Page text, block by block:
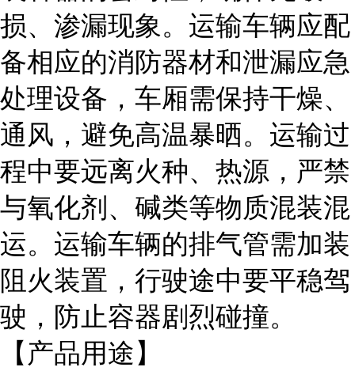
损、渗漏现象。运输车辆应配
备相应的消防器材和泄漏应急
处理设备，车厢需保持干燥、
通风，避免高温暴晒。运输过
程中要远离火种、热源，严禁
与氧化剂、碱类等物质混装混
运。运输车辆的排气管需加装
阻火装置，行驶途中要平稳驾
驶，防止容器剧烈碰撞。
【产品用途】